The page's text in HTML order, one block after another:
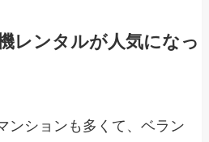
レンタルが人気になっ
ンションも多くて、ベラン